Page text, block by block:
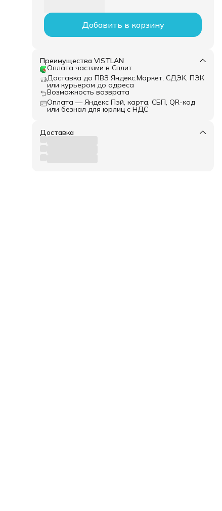
Добавить в корзину
Преимущества VISTLAN
Оплата частями в Сплит
Доставка до ПВЗ Яндекс.Маркет, СДЭК, ПЭК
или курьером до адреса
Возможность возврата
Оплата — Яндекс Пэй, карта, СБП, QR-код
или безнал для юрлиц с НДС
Доставка